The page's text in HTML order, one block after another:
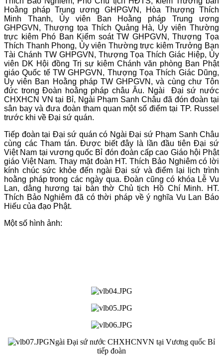
Hoằng pháp Trung ương GHPGVN, Hòa Thượng Thích
Minh Thanh, Ủy viên Ban Hoằng pháp Trung ương
GHPGVN, Thượng tọa Thích Quảng Hà, Ủy viên Thường
trực kiêm Phó Ban Kiểm soát TW GHPGVN, Thượng Tọa
Thích Thanh Phong, Ủy viên Thường trực kiêm Trưởng Ban
Tài Chánh TW GHPGVN, Thượng Tọa Thích Giác Hiệp, Ủy
viên DK Hội đồng Trị sự kiêm Chánh văn phòng Ban Phật
giáo Quốc tế TW GHPGVN, Thượng Tọa Thích Giác Dũng,
Ủy viên Ban Hoằng pháp TW GHPGVN, và cùng chư Tôn
đức trong Đoàn hoằng pháp châu Âu. Ngài Đại sứ nước
CHXHCN VN tại Bỉ, Ngài Phạm Sanh Châu đã đón đoàn tại
sân bay và đưa đoàn tham quan một số điểm tại TP. Russel
trước khi về Đại sứ quán.
Tiếp đoàn tại Đại sứ quán có Ngài Đại sứ Phạm Sanh Châu
cùng các Tham tán. Được biết đây là lần đầu tiên Đại sứ
Việt Nam tại vương quốc Bỉ đón đoàn cấp cao Giáo hội Phật
giáo Việt Nam. Thay mặt đoàn HT. Thích Bảo Nghiêm có lời
kính chúc sức khỏe đến ngài Đại sứ và điểm lại lịch trình
hoằng pháp trong các ngày qua. Đoàn cũng có khóa Lễ Vu
Lan, dâng hương tại bàn thờ Chủ tịch Hồ Chí Minh. HT.
Thích Bảo Nghiêm đã có thời pháp về ý nghĩa Vu Lan Báo
Hiếu của đạo Phật.
Một số hình ảnh:
Ngài Đại sứ nước CHXHCNVN tại Vương quốc Bỉ
tiếp đoàn